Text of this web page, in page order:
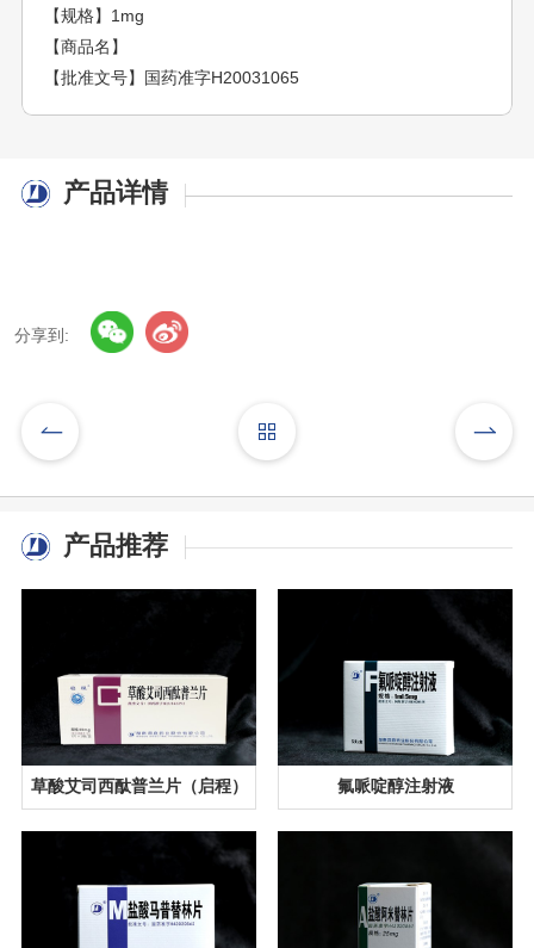
【规格】1mg
【商品名】
【批准文号】国药准字H20031065
产品详情
分享到:
产品推荐
草酸艾司西酞普兰片（启程） 氟哌啶醇注射液